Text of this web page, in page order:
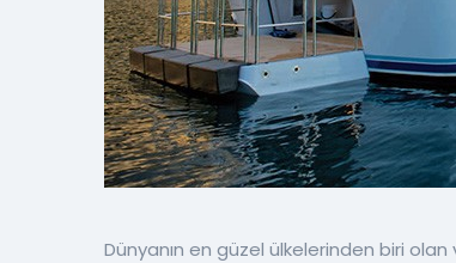
Dünyanın en güzel ülkelerinden biri